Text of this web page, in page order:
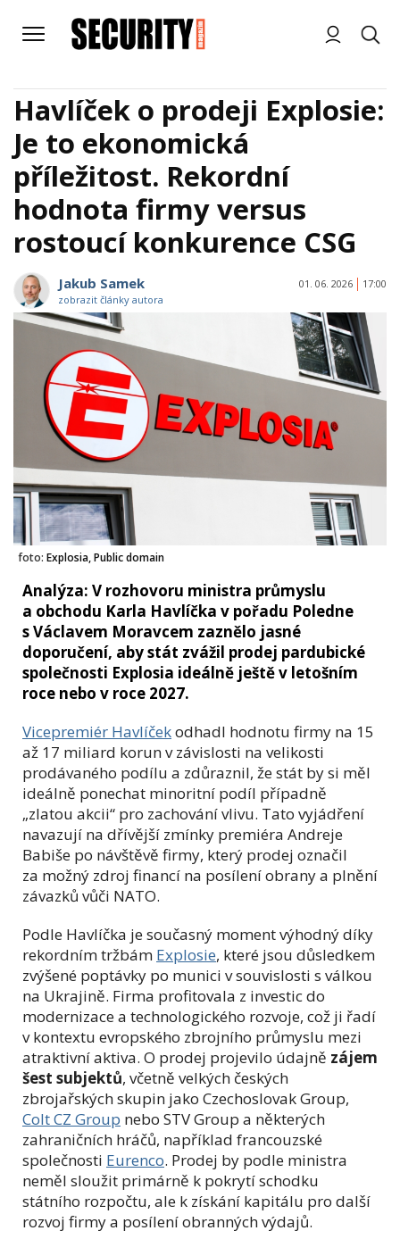
Havlíček o prodeji Explosie:
Je to ekonomická
příležitost. Rekordní
hodnota firmy versus
rostoucí konkurence CSG
Jakub Samek
zobrazit články autora
01. 06. 2026 17:00
foto: Explosia, Public domain
Analýza: V rozhovoru ministra průmyslu
a obchodu Karla Havlíčka v pořadu Poledne
s Václavem Moravcem zaznělo jasné
doporučení, aby stát zvážil prodej pardubické
společnosti Explosia ideálně ještě v letošním
roce nebo v roce 2027.
Vicepremiér Havlíčekodhadl hodnotu firmy na 15
až 17 miliard korun v závislosti na velikosti
prodávaného podílu a zdůraznil, že stát by si měl
ideálně ponechat minoritní podíl případně
„zlatou akcii“ pro zachování vlivu. Tato vyjádření
navazují na dřívější zmínky premiéra Andreje
Babiše po návštěvě firmy, který prodej označil
za možný zdroj financí na posílení obrany a plnění
závazků vůči NATO.
Podle Havlíčka je současný moment výhodný díky
rekordním tržbám Explosie, které jsou důsledkem
zvýšené poptávky po munici v souvislosti s válkou
na Ukrajině. Firma profitovala z investic do
modernizace a technologického rozvoje, což ji řadí
v kontextu evropského zbrojního průmyslu mezi
atraktivní aktiva. O prodej projevilo údajně zájem
šest subjektů, včetně velkých českých
zbrojařských skupin jako Czechoslovak Group,
Colt CZ Group nebo STV Group a některých
zahraničních hráčů, například francouzské
společnosti Eurenco. Prodej by podle ministra
neměl sloužit primárně k pokrytí schodku
státního rozpočtu, ale k získání kapitálu pro další
rozvoj firmy a posílení obranných výdajů.